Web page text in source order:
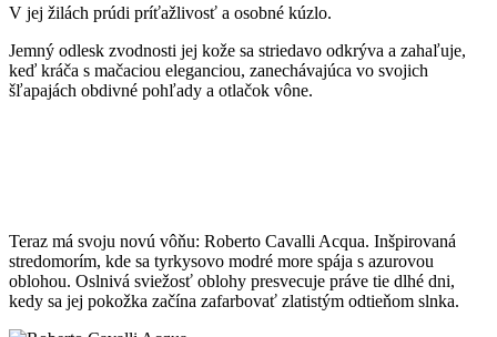
V jej žilách prúdi príťažlivosť a osobné kúzlo.
Jemný odlesk zvodnosti jej kože sa striedavo odkrýva a zahaľuje,
keď kráča s mačaciou eleganciou, zanechávajúca vo svojich
šľapajách obdivné pohľady a otlačok vône.
Teraz má svoju novú vôňu: Roberto Cavalli Acqua. Inšpirovaná
stredomorím, kde sa tyrkysovo modré more spája s azurovou
oblohou. Oslnivá sviežosť oblohy presvecuje práve tie dlhé dni,
kedy sa jej pokožka začína zafarbovať zlatistým odtieňom slnka.